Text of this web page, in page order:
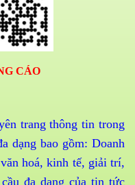
CÁO
trang thông tin trong
dạng bao gồm: Doanh
hoá, kinh tế, giải trí,
đa dạng của tin tức